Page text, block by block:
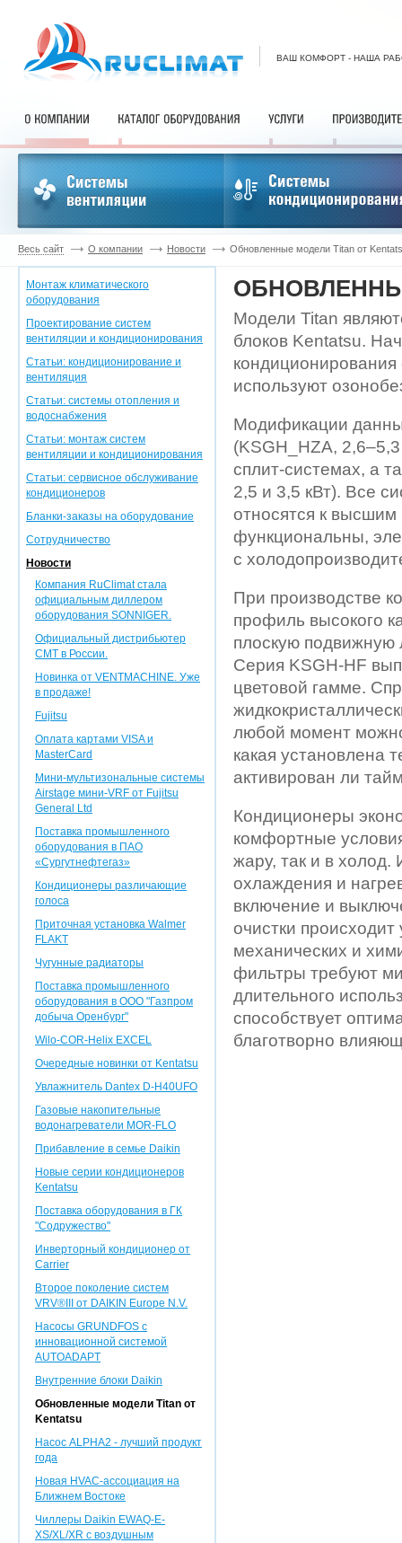
ВАШ КОМФОРТ - НАША
Весь сайт О компании Новости Обновленные модели Titan от
Монтаж климатического
оборудования
Проектирование систем
вентиляции и кондиционирования
Статьи: кондиционирование и
вентиляция
Статьи: системы отопления и
водоснабжения
Статьи: монтаж систем
вентиляции и кондиционирования
Статьи: сервисное обслуживание
кондиционеров
Бланки-заказы на оборудование
Сотрудничество
Новости
Компания RuClimat стала
официальным диллером
оборудования SONNIGER.
Официальный дистрибьютер
CMT в России.
Новинка от VENTMACHINE. Уже
в продаже!
Fujitsu
Оплата картами VISA и
MasterCard
Мини-мультизональные системы
Airstage мини-VRF от Fujitsu
General Ltd
Поставка промышленного
оборудования в ПАО
«Сургутнефтегаз»
Кондиционеры различающие
голоса
Приточная установка Walmer
FLAKT
Чугунные радиаторы
Поставка промышленного
оборудования в ООО "Газпром
добыча Оренбург"
Wilo-COR-Helix EXCEL
Очередные новинки от Kentatsu
Увлажнитель Dantex D-H40UFO
Газовые накопительные
водонагреватели MOR-FLO
Прибавление в семье Daikin
Новые серии кондиционеров
Kentatsu
Поставка оборудования в ГК
"Содружество"
Инверторный кондиционер от
Carrier
Второе поколение систем
VRV®III от DAIKIN Europe N.V.
Насосы GRUNDFOS с
инновационной системой
AUTOADAPT
Внутренние блоки Daikin
Обновленные модели Titan от
Kentatsu
Насос ALPHA2 - лучший продукт
года
Новая HVAC-ассоциация на
Ближнем Востоке
Чиллеры Daikin EWAQ-E-
XS/XL/XR с воздушным
Модели Titan
блоков Kentatsu.
используют
Модификации
(KSGH_HZA,
сплит-системах, а
2,5 и 3,5 кВт). Все
относятся к
функциональны,
с
При производстве
профиль высокого
плоскую подвижную
Серия KSGH-HF
цветовой гамме.
любой момент
какая установлена
активирован ли
Кондиционеры
комфортные
жару, так и в
охлаждения и
включение и
очистки
механических и
фильтры требуют
длительного
способствует
благотворно